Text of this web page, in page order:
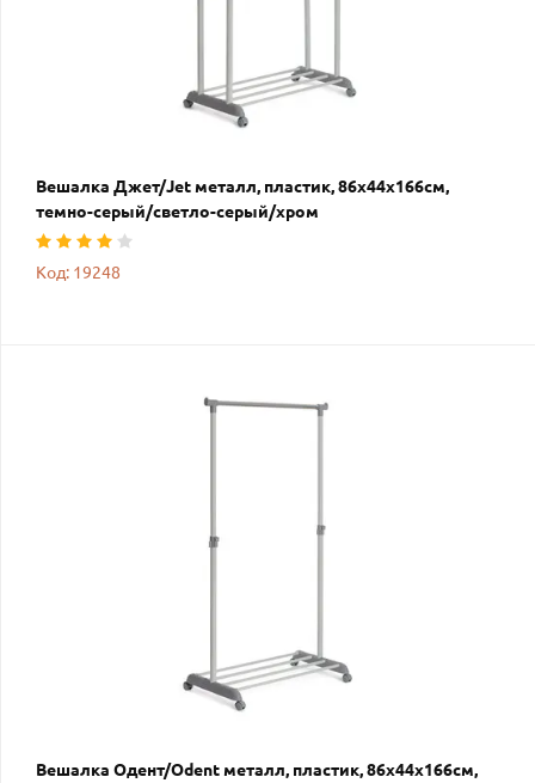
Вешалка Джет/Jet металл, пластик, 86х44х166см,
темно-серый/светло-серый/хром
Код: 19248
Вешалка Одент/Odent металл, пластик, 86х44х166см,